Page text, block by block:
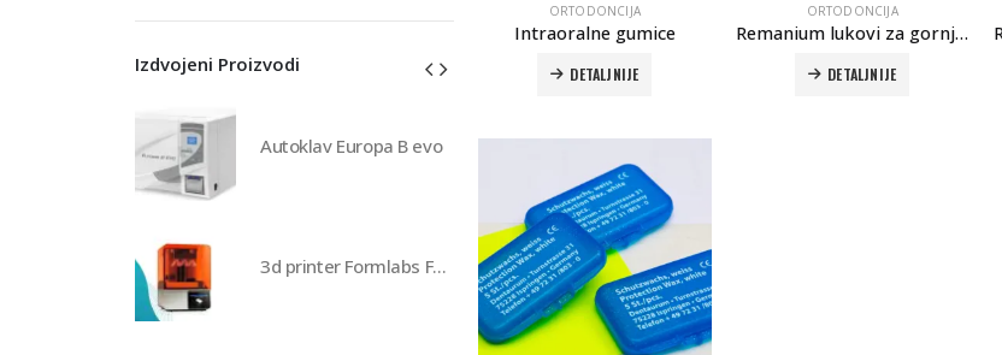
ORTODONCIJA
Intraoralne gumice
DETALJNIJE
ORTODONCIJA
Remanium lukovi za gornju i donju vilicu
DETALJNIJE
Izdvojeni Proizvodi
Autoklav Europa B evo
3d printer Formlabs Form 4b
Autoklav Europa B evo